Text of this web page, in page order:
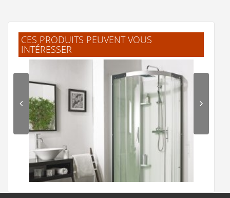
M.JUSTINE (Janvier 2020)
"Super douche, très qualitative. Il vaut
mieux être deux voire trois pour la monter
car la notice n'est pas toujours claire mais
ça finit par passer. La douche en elle-même
est vraiment très belle. Je recommande."
F.claude
"Ras satisfait"
A.Monique (Novembre 2018)
"Qualité valideé par un pro"
CES PRODUITS PEUVENT VOUS
INTÉRESSER